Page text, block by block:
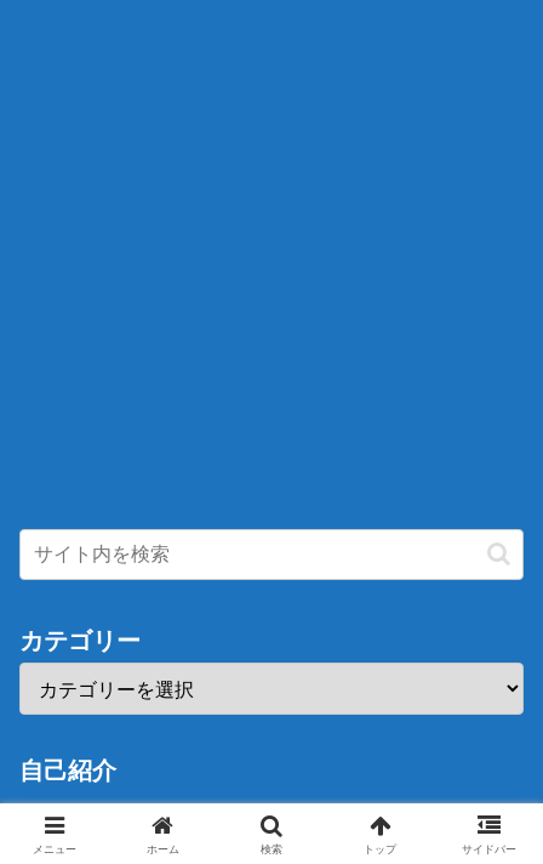
カテゴリー
自己紹介
メニュー ホーム 検索 トップ サイドバー